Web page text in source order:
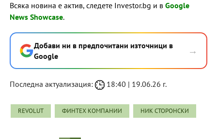
Всяка новина е актив, следете Investor.bg и в Google
News Showcase.
Добави ни в предпочитани източници в
Google
→
Последна актуализация: 18:40 | 19.06.26 г.
REVOLUT ФИНТЕХ КОМПАНИИ НИК СТОРОНСКИ